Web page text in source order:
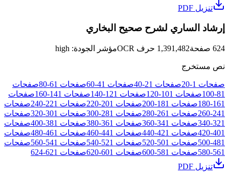
تنزيل PDF
إرشاد الساري لشرح صحيح البخاري
624 صفحة1,391,482 حرف OCR مؤشر الجودة:
high
نص مستخرج
صفحات 1
-
20صفحات 21
-
40صفحات 41
-
60صفحات 61
-
80صفحات
81
-
100صفحات 101
-
120صفحات 121
-
140صفحات 141
-
160صفحات
161
-
180صفحات 181
-
200صفحات 201
-
220صفحات 221
-
240صفحات
241
-
260صفحات 261
-
280صفحات 281
-
300صفحات 301
-
320صفحات
321
-
340صفحات 341
-
360صفحات 361
-
380صفحات 381
-
400صفحات
401
-
420صفحات 421
-
440صفحات 441
-
460صفحات 461
-
480صفحات
481
-
500صفحات 501
-
520صفحات 521
-
540صفحات 541
-
560صفحات
561
-
580صفحات 581
-
600صفحات 601
-
620صفحات 621
-
624
تنزيل PDF